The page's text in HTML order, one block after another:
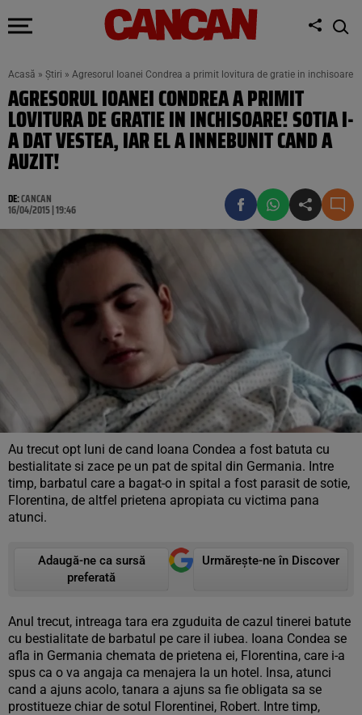
Acasă » Știri » Agresorul Ioanei Condrea a primit lovitura de gratie in inchisoare!
AGRESORUL IOANEI CONDREA A PRIMIT
LOVITURA DE GRATIE IN INCHISOARE! SOTIA I-
A DAT VESTEA, IAR EL A INNEBUNIT CAND A
AUZIT!
DE:CANCAN
16/04/2015 | 19:46
Au trecut opt luni de cand Ioana Condea a fost batuta cu
bestialitate si zace pe un pat de spital din Germania. Intre
timp, barbatul care a bagat-o in spital a fost parasit de sotie,
Florentina, de altfel prietena apropiata cu victima pana
atunci.
Adaugă-ne ca sursă
preferată
Urmărește-ne în Discover
Anul trecut, intreaga tara era zguduita de cazul tinerei batute
cu bestialitate de barbatul pe care il iubea. Ioana Condea se
afla in Germania chemata de prietena ei, Florentina, care i-a
spus ca o va angaja ca menajera la un hotel. Insa, atunci
cand a ajuns acolo, tanara a ajuns sa fie obligata sa se
prostitueze chiar de sotul Florentinei, Robert. Intre timp,